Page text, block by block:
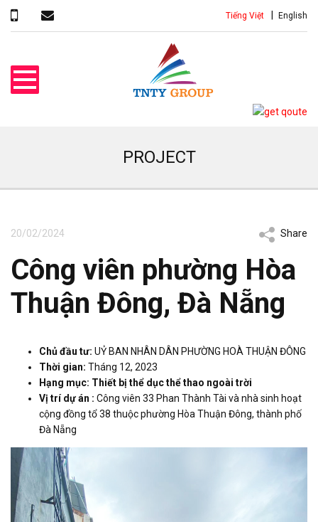
Tiếng Việt English
PROJECT
20/02/2024 Share
Công viên phường Hòa
Thuận Đông, Đà Nẵng
Chủ đầu tư: UỶ BAN NHÂN DÂN PHƯỜNG HOÀ THUẬN ĐÔNG
Thời gian: Tháng 12, 2023
Hạng mục: Thiết bị thể dục thể thao ngoài trời
Vị trí dự án : Công viên 33 Phan Thành Tài và nhà sinh hoạt
cộng đồng tổ 38 thuộc phường Hòa Thuận Đông, thành phố
Đà Nẵng